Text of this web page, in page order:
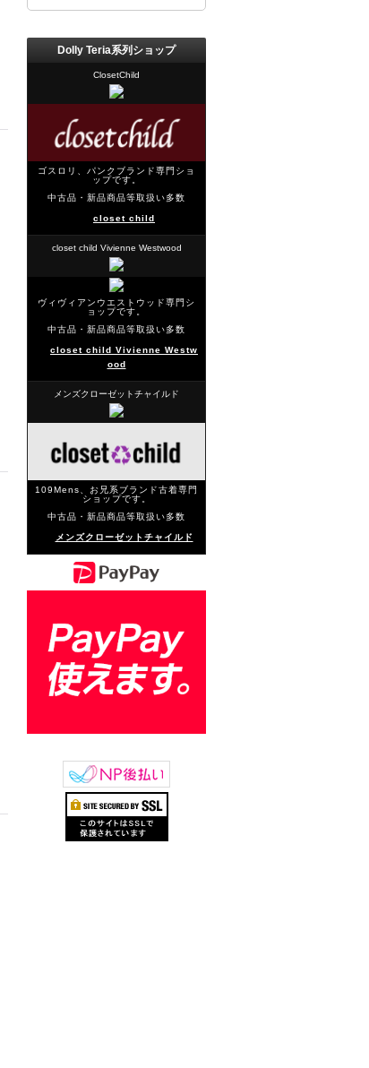
Dolly Teria系列ショップ
ClosetChild
ゴスロリ、パンクブランド専門ショ
ップです。
中古品・新品商品等取扱い多数
closet child
closet child Vivienne Westwood
ヴィヴィアンウエストウッド専門シ
ョップです。
中古品・新品商品等取扱い多数
closet child Vivienne Westw
ood
メンズクローゼットチャイルド
109Mens、お兄系ブランド古着専門
ショップです。
中古品・新品商品等取扱い多数
メンズクローゼットチャイルド